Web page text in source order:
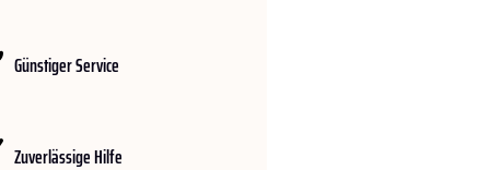
Günstiger Service
Zuverlässige Hilfe